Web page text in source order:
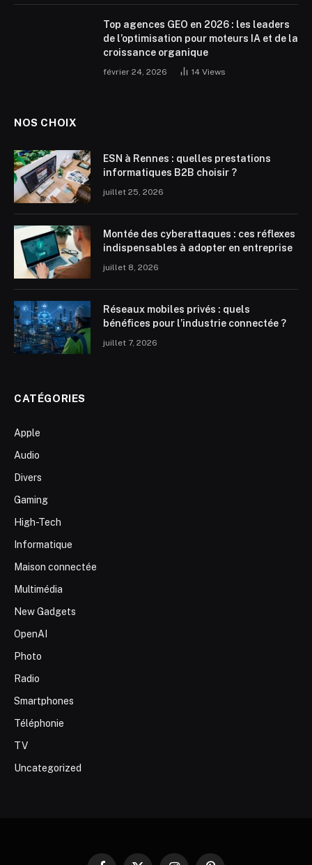
Top agences GEO en 2026 : les leaders
de l’optimisation pour moteurs IA et de la
croissance organique
février 24, 2026 14 Views
NOS CHOIX
ESN à Rennes : quelles prestations
informatiques B2B choisir ?
juillet 25, 2026
Montée des cyberattaques : ces réflexes
indispensables à adopter en entreprise
juillet 8, 2026
Réseaux mobiles privés : quels
bénéfices pour l’industrie connectée ?
juillet 7, 2026
CATÉGORIES
Apple
Audio
Divers
Gaming
High-Tech
Informatique
Maison connectée
Multimédia
New Gadgets
OpenAI
Photo
Radio
Smartphones
Téléphonie
TV
Uncategorized